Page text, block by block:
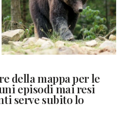
della mappa per le
episodi mai resi
serve subito lo